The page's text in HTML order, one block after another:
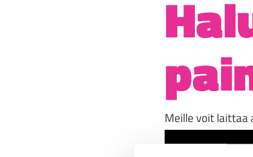
Meille voit laittaa